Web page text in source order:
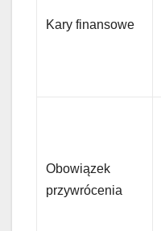
Kary finansowe
Obowiązek
przywrócenia